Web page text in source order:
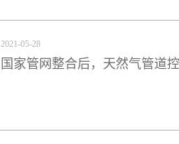
2021-05-28
国家管网整合后，天然气管道